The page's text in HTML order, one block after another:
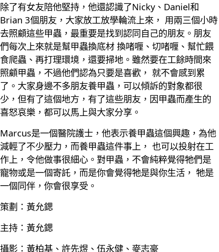
除了有女友陪他堅持，他還認識了Nicky、Daniel和
Brian 3個朋友，大家放工放學輪流上來， 用兩三個小時
去照顧這些甲蟲，最重要是找到認同自己的朋友。朋友
們每次上來就是幫甲蟲換底材 換啫喱、切啫喱、幫忙餵
食爬蟲、再打理環境，還要掃地。雖然要在工餘時間來
照顧甲蟲，不過他們認為只要是喜歡， 就不會感到累
了。大家身邊不多朋友養甲蟲，可以傾訴的對象都很
少，但有了這個地方，有了這些朋友，因甲蟲而產生的
喜怒哀樂，都可以馬上與大家分享。
Marcus是一個醫院護士，他表示養甲蟲這個興趣，為他
減輕了不少壓力，而養甲蟲這件事上， 也可以投射在工
作上，令他做事很細心。對甲蟲，不會純粹覺得牠們是
寵物或是一個寄託，而是你會覺得牠是與你生活， 牠是
一個同伴，你會很享受。
策劃：黃允鍶
主持：黃允鍶
攝影：黃柏基、許先煜、伍永健、麥志豪